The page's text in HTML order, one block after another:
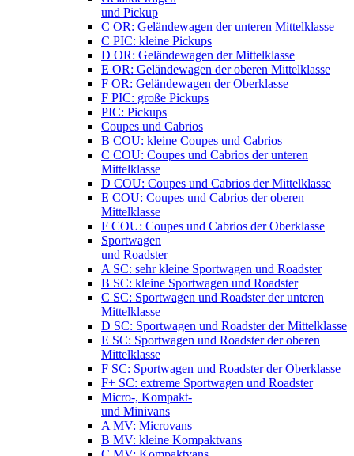
und Pickup
C OR: Geländewagen der unteren Mittelklasse
C PIC: kleine Pickups
D OR: Geländewagen der Mittelklasse
E OR: Geländewagen der oberen Mittelklasse
F OR: Geländewagen der Oberklasse
F PIC: große Pickups
PIC: Pickups
Coupes und Cabrios
B COU: kleine Coupes und Cabrios
C COU: Coupes und Cabrios der unteren
Mittelklasse
D COU: Coupes und Cabrios der Mittelklasse
E COU: Coupes und Cabrios der oberen
Mittelklasse
F COU: Coupes und Cabrios der Oberklasse
Sportwagen
und Roadster
A SC: sehr kleine Sportwagen und Roadster
B SC: kleine Sportwagen und Roadster
C SC: Sportwagen und Roadster der unteren
Mittelklasse
D SC: Sportwagen und Roadster der Mittelklasse
E SC: Sportwagen und Roadster der oberen
Mittelklasse
F SC: Sportwagen und Roadster der Oberklasse
F+ SC: extreme Sportwagen und Roadster
Micro-, Kompakt-
und Minivans
A MV: Microvans
B MV: kleine Kompaktvans